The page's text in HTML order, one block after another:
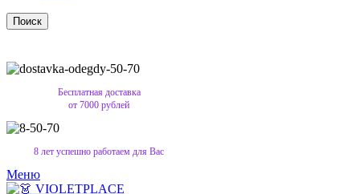
Поиск
Бесплатная доставка
от 7000 рублей
8 лет успешно работаем для Вас
Меню